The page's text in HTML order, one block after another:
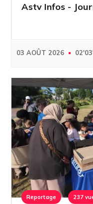
Astv Infos -
03 AOÛT 2026
Reportage 237